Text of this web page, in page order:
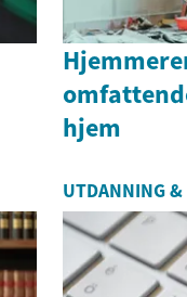
hjem
UTDANNING &